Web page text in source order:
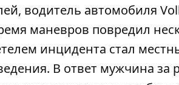
, водитель автомобиля
маневров повредил
инцидента стал
В ответ мужчина